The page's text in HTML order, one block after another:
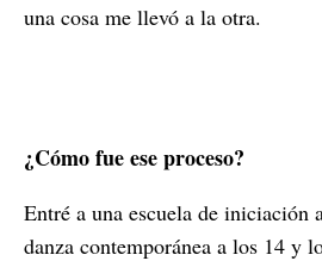
una cosa me llevó a la otra.
¿Cómo fue ese proceso?
Entré a una escuela de
danza contemporánea a los 14 y